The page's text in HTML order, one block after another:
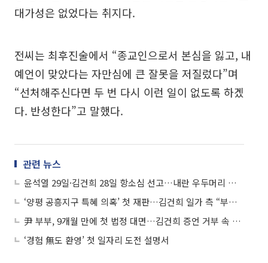
대가성은 없었다는 취지다.
전씨는 최후진술에서 “종교인으로서 본심을 잃고, 내
예언이 맞았다는 자만심에 큰 잘못을 저질렀다”며
“선처해주신다면 두 번 다시 이런 일이 없도록 하겠
다. 반성한다”고 말했다.
관련 뉴스
윤석열 29일·김건희 28일 항소심 선고…내란 우두머리 재판도 시작
‘양평 공흥지구 특혜 의혹’ 첫 재판…김건희 일가 측 “부탁 개연성 없어”
尹 부부, 9개월 만에 첫 법정 대면…김건희 증언 거부 속 30분만에 종료
‘경험 無도 환영’ 첫 일자리 도전 설명서